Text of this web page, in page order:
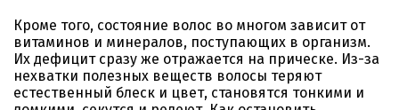
Кроме того, состояние волос во многом зависит от
витаминов и минералов, поступающих в организм.
Их дефицит сразу же отражается на прическе. Из-за
нехватки полезных веществ волосы теряют
естественный блеск и цвет, становятся тонкими и